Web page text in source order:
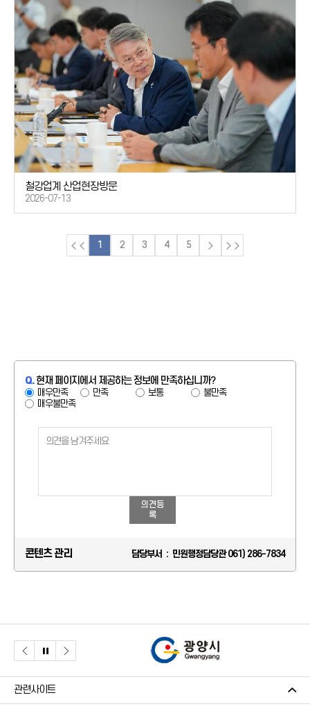
철강업계 산업현장방문
2026-07-13
1 2 3 4 5
Q.현재 페이지에서 제공하는 정보에 만족하십니까?
매우만족 만족 보통
불만족
매우불만족
의견등
록
콘텐츠 관리 담당부서 : 민원행정담당관 061) 286-7834
관련사이트